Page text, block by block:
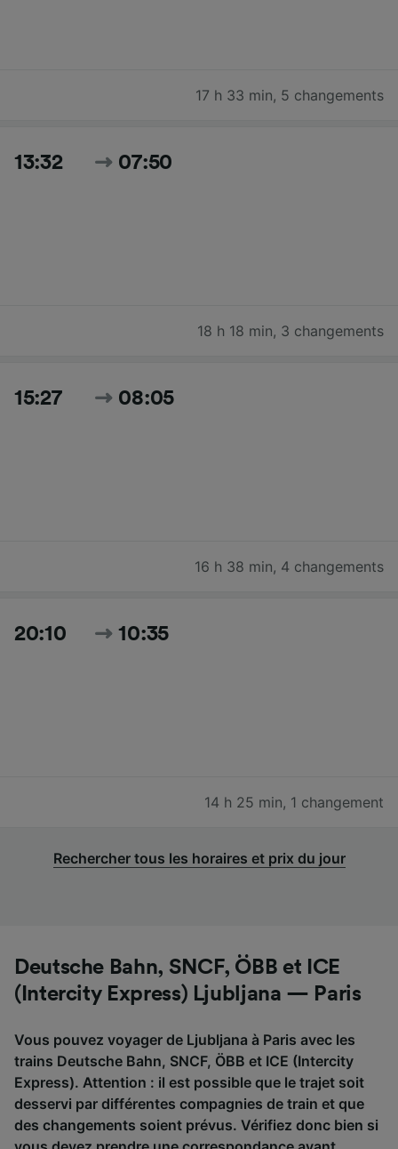
17 h 33 min, 5 changements
13:32 07:50
18 h 18 min, 3 changements
15:27 08:05
16 h 38 min, 4 changements
20:10 10:35
14 h 25 min, 1 changement
Rechercher tous les horaires et prix du jour
Deutsche Bahn, SNCF, ÖBB et ICE
(Intercity Express) Ljubljana — Paris
Vous pouvez voyager de Ljubljana à Paris avec les
trains Deutsche Bahn, SNCF, ÖBB et ICE (Intercity
Express). Attention : il est possible que le trajet soit
desservi par différentes compagnies de train et que
des changements soient prévus. Vérifiez donc bien si